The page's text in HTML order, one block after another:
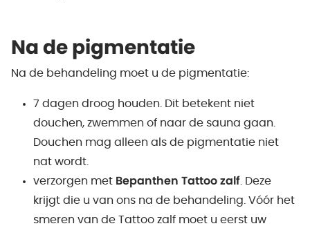
Na de pigmentatie
Na de behandeling moet u de pigmentatie:
7 dagen droog houden. Dit betekent niet
douchen, zwemmen of naar de sauna gaan.
Douchen mag alleen als de pigmentatie niet
nat wordt.
verzorgen met Bepanthen Tattoo zalf . Deze
krijgt die u van ons na de behandeling. Vóór het
smeren van de Tattoo zalf moet u eerst uw